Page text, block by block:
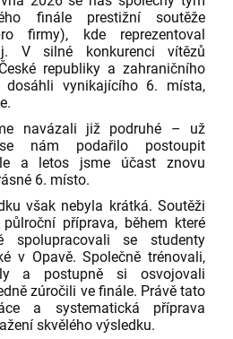
finále prestižní soutěže
firmy), kde reprezentoval
V silné konkurenci vítězů
republiky a zahraničního
vynikajícího 6. místa,
navázali již podruhé – už
nám podařilo postoupit
a letos jsme účast znovu
6. místo.
však nebyla krátká. Soutěži
příprava, během které
spolupracovali se studenty
v Opavě. Společně trénovali,
a postupně si osvojovali
zúročili ve finále. Právě tato
a systematická příprava
skvělého výsledku.